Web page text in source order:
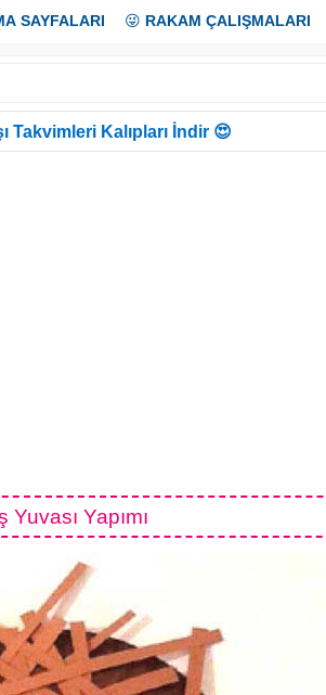
SAYFALARI 😜 RAKAM ÇALIŞMALARI
Takvimleri Kalıpları İndir 😍
Yuvası Yapımı